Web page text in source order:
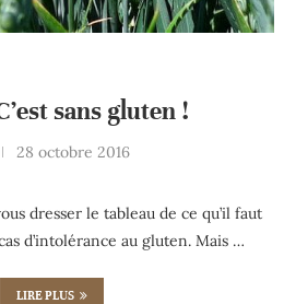
sans gluten !
28 octobre 2016
dresser le tableau de ce qu’il faut
d’intolérance au gluten. Mais …
LIRE PLUS